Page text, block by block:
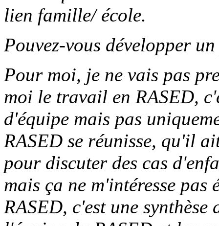
lien famille/ école.
Pouvez-vous développer
Pour moi, je ne vais pas
moi le travail en RASED,
d'équipe mais pas
RASED se réunisse, qu'il
pour discuter des cas
mais ça ne m'intéresse
RASED, c'est une synthèse